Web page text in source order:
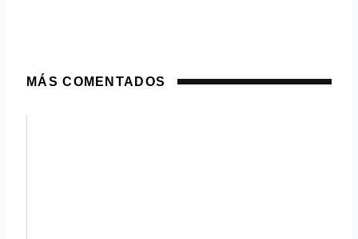
MÁS COMENTADOS